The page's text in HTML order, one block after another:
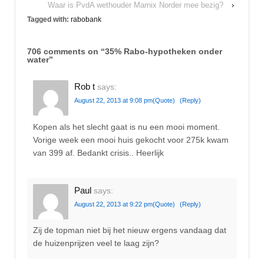
Waar is PvdA wethouder Marnix Norder mee bezig?
›
Tagged with: rabobank
706 comments on “35% Rabo-hypotheken onder
water”
Rob t says:
August 22, 2013 at 9:08 pm(Quote) (Reply)
Kopen als het slecht gaat is nu een mooi moment.
Vorige week een mooi huis gekocht voor 275k kwam
van 399 af. Bedankt crisis.. Heerlijk
Paul says:
August 22, 2013 at 9:22 pm(Quote) (Reply)
Zij de topman niet bij het nieuw ergens vandaag dat
de huizenprijzen veel te laag zijn?